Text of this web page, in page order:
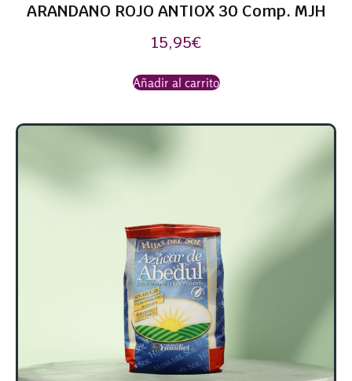
ARANDANO ROJO ANTIOX 30 Comp. MJH
15,95€
Añadir al carrito